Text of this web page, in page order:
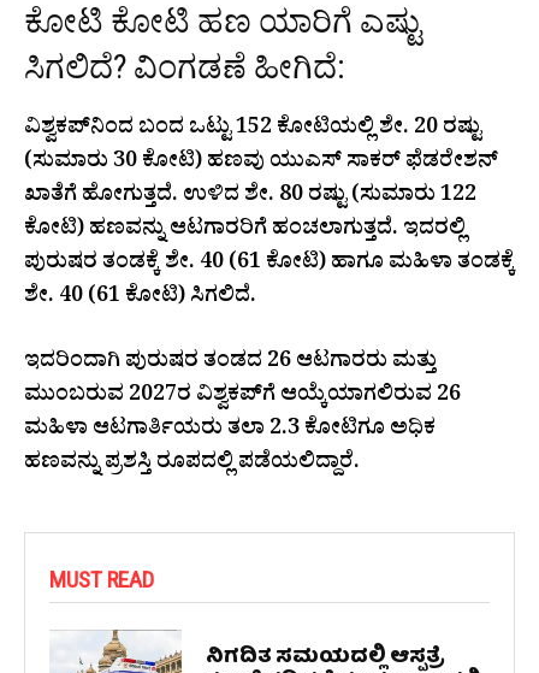
ಕೋಟಿ ಕೋಟಿ ಹಣ ಯಾರಿಗೆ ಎಷ್ಟು
ಸಿಗಲಿದೆ? ವಿಂಗಡಣೆ ಹೀಗಿದೆ:
ವಿಶ್ವಕಪ್‌ನಿಂದ ಬಂದ ಒಟ್ಟು ₹152 ಕೋಟಿಯಲ್ಲಿ ಶೇ. 20 ರಷ್ಟು
(ಸುಮಾರು ₹30 ಕೋಟಿ) ಹಣವು ಯುಎಸ್ ಸಾಕರ್ ಫೆಡರೇಶನ್
ಖಾತೆಗೆ ಹೋಗುತ್ತದೆ. ಉಳಿದ ಶೇ. 80 ರಷ್ಟು (ಸುಮಾರು ₹122
ಕೋಟಿ) ಹಣವನ್ನು ಆಟಗಾರರಿಗೆ ಹಂಚಲಾಗುತ್ತದೆ. ಇದರಲ್ಲಿ
ಪುರುಷರ ತಂಡಕ್ಕೆ ಶೇ. 40 (₹61 ಕೋಟಿ) ಹಾಗೂ ಮಹಿಳಾ ತಂಡಕ್ಕೆ
ಶೇ. 40 (₹61 ಕೋಟಿ) ಸಿಗಲಿದೆ.
ಇದರಿಂದಾಗಿ ಪುರುಷರ ತಂಡದ 26 ಆಟಗಾರರು ಮತ್ತು
ಮುಂಬರುವ 2027ರ ವಿಶ್ವಕಪ್‌ಗೆ ಆಯ್ಕೆಯಾಗಲಿರುವ 26
ಮಹಿಳಾ ಆಟಗಾರ್ತಿಯರು ತಲಾ ₹2.3 ಕೋಟಿಗೂ ಅಧಿಕ
ಹಣವನ್ನು ಪ್ರಶಸ್ತಿ ರೂಪದಲ್ಲಿ ಪಡೆಯಲಿದ್ದಾರೆ.
MUST READ
ನಿಗದಿತ ಸಮಯದಲ್ಲಿ ಆಸ್ಪತ್ರೆ